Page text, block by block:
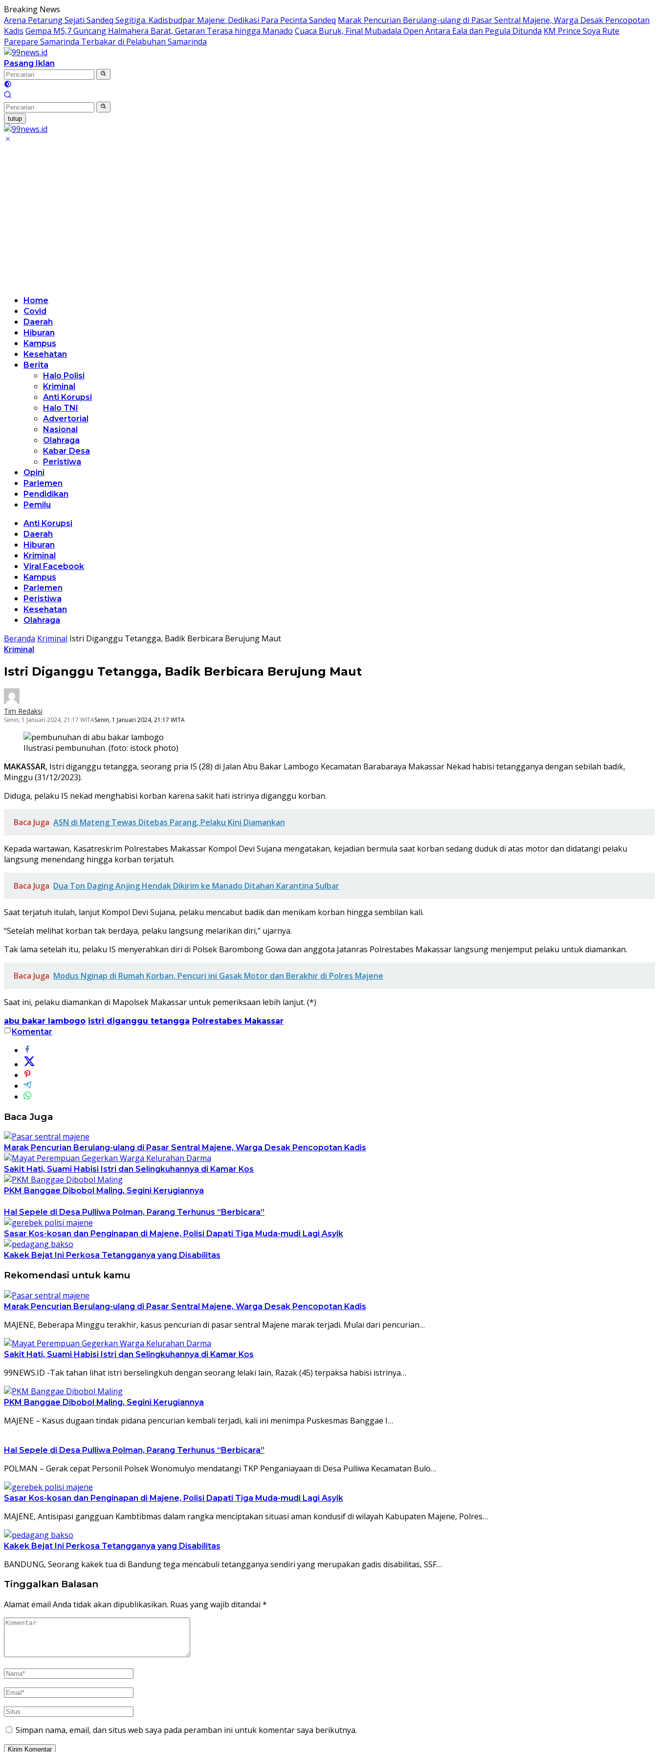
Langsung
ke
konten
Breaking News
Arena Petarung Sejati Sandeq Segitiga. Kadisbudpar Majene: Dedikasi Para Pecinta Sandeq Marak Pencurian Berulang-ulang di Pasar Sentral Majene, Warga Desak Pencopotan
Kadis Gempa M5,7 Guncang Halmahera Barat, Getaran Terasa hingga Manado Cuaca Buruk, Final Mubadala Open Antara Eala dan Pegula Ditunda KM Prince Soya Rute
Parepare Samarinda Terbakar di Pelabuhan Samarinda
Pasang Iklan
tutup
Home
Covid
Daerah
Hiburan
Kampus
Kesehatan
Berita
Halo Polisi
Kriminal
Anti Korupsi
Halo TNI
Advertorial
Nasional
Olahraga
Kabar Desa
Peristiwa
Opini
Parlemen
Pendidikan
Pemilu
Anti Korupsi
Daerah
Hiburan
Kriminal
Viral Facebook
Kampus
Parlemen
Peristiwa
Kesehatan
Olahraga
Beranda Kriminal Istri Diganggu Tetangga, Badik Berbicara Berujung Maut
Kriminal
Istri Diganggu Tetangga, Badik Berbicara Berujung Maut
Tim Redaksi
Senin, 1 Januari 2024, 21:17 WITASenin, 1 Januari 2024, 21:17 WITA
Ilustrasi pembunuhan. (foto: istock photo)
MAKASSAR, Istri diganggu tetangga, seorang pria IS (28) di Jalan Abu Bakar Lambogo Kecamatan Barabaraya Makassar Nekad habisi tetangganya dengan sebilah badik,
Minggu (31/12/2023).
Diduga, pelaku IS nekad menghabisi korban karena sakit hati istrinya diganggu korban.
Baca Juga ASN di Mateng Tewas Ditebas Parang, Pelaku Kini Diamankan
Kepada wartawan, Kasatreskrim Polrestabes Makassar Kompol Devi Sujana mengatakan, kejadian bermula saat korban sedang duduk di atas motor dan didatangi pelaku
langsung menendang hingga korban terjatuh.
Baca Juga Dua Ton Daging Anjing Hendak Dikirim ke Manado Ditahan Karantina Sulbar
Saat terjatuh itulah, lanjut Kompol Devi Sujana, pelaku mencabut badik dan menikam korban hingga sembilan kali.
“Setelah melihat korban tak berdaya, pelaku langsung melarikan diri,” ujarnya.
Tak lama setelah itu, pelaku IS menyerahkan diri di Polsek Barombong Gowa dan anggota Jatanras Polrestabes Makassar langsung menjemput pelaku untuk diamankan.
Baca Juga Modus Nginap di Rumah Korban, Pencuri ini Gasak Motor dan Berakhir di Polres Majene
Saat ini, pelaku diamankan di Mapolsek Makassar untuk pemeriksaan lebih lanjut. (*)
abu bakar lambogo istri diganggu tetangga Polrestabes Makassar
Komentar
Baca Juga
Marak Pencurian Berulang-ulang di Pasar Sentral Majene, Warga Desak Pencopotan Kadis
Sakit Hati, Suami Habisi Istri dan Selingkuhannya di Kamar Kos
PKM Banggae Dibobol Maling, Segini Kerugiannya
Hal Sepele di Desa Pulliwa Polman, Parang Terhunus “Berbicara”
Sasar Kos-kosan dan Penginapan di Majene, Polisi Dapati Tiga Muda-mudi Lagi Asyik
Kakek Bejat Ini Perkosa Tetangganya yang Disabilitas
Rekomendasi untuk kamu
Marak Pencurian Berulang-ulang di Pasar Sentral Majene, Warga Desak Pencopotan Kadis
MAJENE, Beberapa Minggu terakhir, kasus pencurian di pasar sentral Majene marak terjadi. Mulai dari pencurian…
Sakit Hati, Suami Habisi Istri dan Selingkuhannya di Kamar Kos
99NEWS.ID -Tak tahan lihat istri berselingkuh dengan seorang lelaki lain, Razak (45) terpaksa habisi istrinya…
PKM Banggae Dibobol Maling, Segini Kerugiannya
MAJENE – Kasus dugaan tindak pidana pencurian kembali terjadi, kali ini menimpa Puskesmas Banggae I…
Hal Sepele di Desa Pulliwa Polman, Parang Terhunus “Berbicara”
POLMAN – Gerak cepat Personil Polsek Wonomulyo mendatangi TKP Penganiayaan di Desa Pulliwa Kecamatan Bulo…
Sasar Kos-kosan dan Penginapan di Majene, Polisi Dapati Tiga Muda-mudi Lagi Asyik
MAJENE, Antisipasi gangguan Kambtibmas dalam rangka menciptakan situasi aman kondusif di wilayah Kabupaten Majene, Polres…
Kakek Bejat Ini Perkosa Tetangganya yang Disabilitas
BANDUNG, Seorang kakek tua di Bandung tega mencabuli tetangganya sendiri yang merupakan gadis disabilitas, SSF…
Tinggalkan Balasan
Alamat email Anda tidak akan dipublikasikan. Ruas yang wajib ditandai *
Simpan nama, email, dan situs web saya pada peramban ini untuk komentar saya berikutnya.